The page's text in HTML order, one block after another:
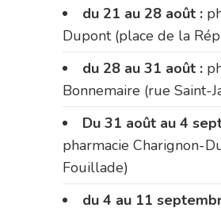
du 21 au 28 août :
Dupont (place de la
du 28 au 31 août :
Bonnemaire (rue Saint-
Du 31 août au 4
pharmacie Charignon-
Fouillade)
du 4 au 11